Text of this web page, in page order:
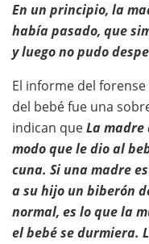
En un principio, la
había pasado, que
y luego no pudo
El informe del
del bebé fue una
indican queLa madre
modo que le dio al
cuna. Si una madre
a su hijo un biberón
normal, es lo que la
el bebé se durmiera.